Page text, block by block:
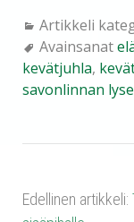
bo
ok
tte
r
Artikkeli
Avainsanat
kevätjuhla,
savonlinnan
Edellinen artikkeli: